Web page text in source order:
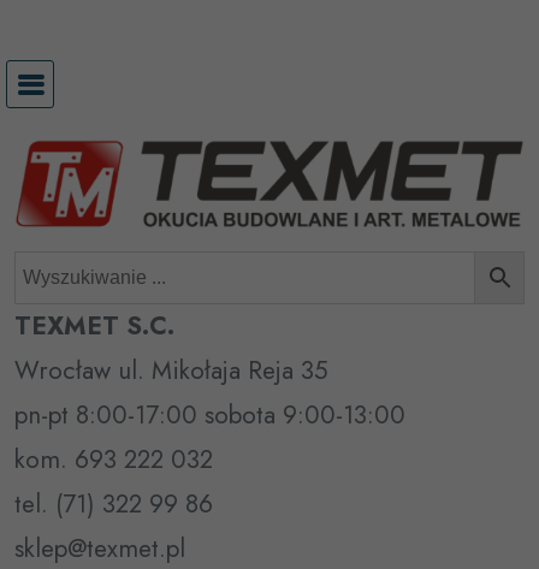
treści
TEXMET S.C.
Wrocław ul. Mikołaja Reja 35
pn-pt 8:00-17:00 sobota 9:00-13:00
kom. 693 222 032
tel. (71) 322 99 86
sklep@texmet.pl